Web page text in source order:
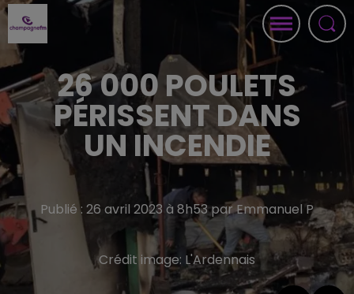
26 000 POULETS
PÉRISSENT DANS
UN INCENDIE
Publié : 26 avril 2023 à 8h53 par Emmanuel P
Crédit image: L'Ardennais